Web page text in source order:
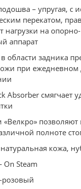
– упругая, с
перекатом,
нагрузки на опорно-
аппарат
области задника
при ежедневном
Absorber смягчает
«Велкро» позволяют
полноте
кожа,
Steam
розовый